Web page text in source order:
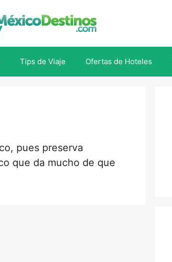
Tips de Viaje Ofertas de Hoteles
pues preserva
que da mucho de que